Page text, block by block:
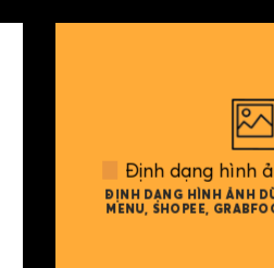
Định dạng hình
ĐỊNH DẠNG HÌNH ẢNH
MENU, SHOPEE,